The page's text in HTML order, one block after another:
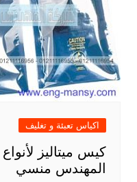
اكياس تعبئة و تغليف
كيس ميتاليز
المهندس منسي